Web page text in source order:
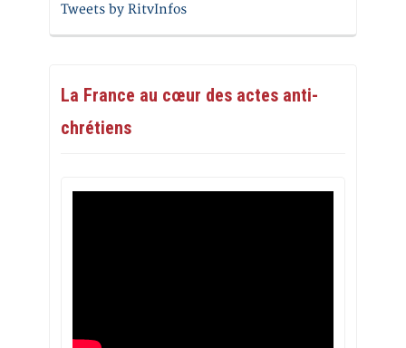
Tweets by RitvInfos
La France au cœur des actes anti-
chrétiens